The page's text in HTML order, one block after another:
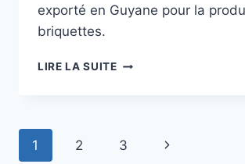
exporté en Guyane pour la
briquettes.
LIRE LA SUITESHULIY
DE
Navigation
1 2 3
Page